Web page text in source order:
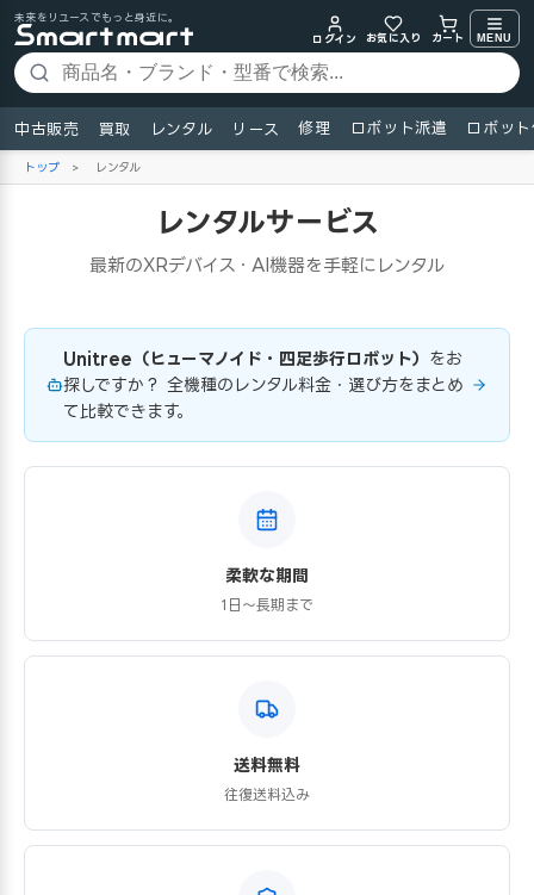
未来をリユースでもっと身近に。
ログイン
お気に入り カート MENU
中古販売 買取 レンタル リース 修理 ロボット派遣 ロボッ
トップ > レンタル
レンタルサービス
最新のXRデバイス・AI機器を手軽にレンタル
Unitree（ヒューマノイド・四足歩行ロボット） をお
探しですか？ 全機種のレンタル料金・選び方をまとめ
て比較できます。
柔軟な期間
1日〜長期まで
送料無料
往復送料込み